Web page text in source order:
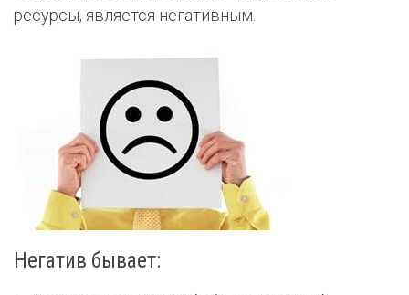
ресурсы, является негативным.
Негатив бывает: